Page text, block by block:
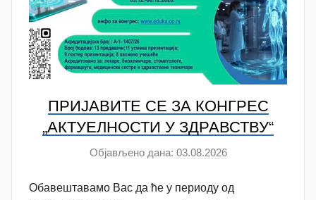
ПРИЈАВИТЕ СЕ ЗА КОНГРЕС
„АКТУЕЛНОСТИ У ЗДРАВСТВУ“
Објављено дана: 03.08.2026а
т
Обавештавамо Вас да ће у периоду од